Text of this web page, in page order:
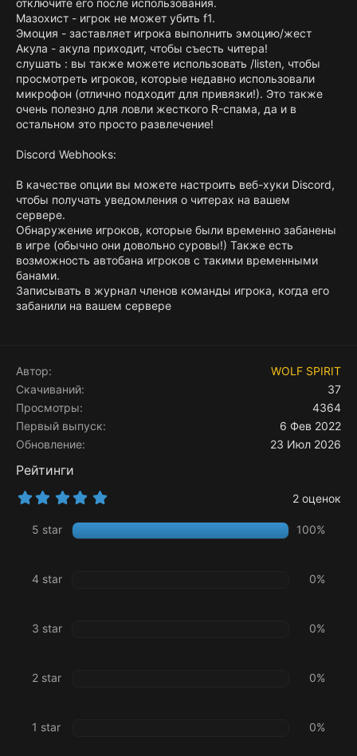
отключите его после использования.
Мазохист - игрок не может убить f1.
Эмоция - заставляет игрока выполнить эмоцию/жест
Акула - акула приходит, чтобы съесть читера!
слушать : вы также можете использовать /listen, чтобы
просмотреть игроков, которые недавно использовали
микрофон (отлично подходит для привязки!). Это также
очень полезно для ловли жесткого R-спама, да и в
остальном это просто развлечение!
Discord Webhooks:
В качестве опции вы можете настроить веб-хуки Discord,
чтобы получать уведомления о читерах на вашем
сервере.
Обнаружение игроков, которые были временно забанены
в игре (обычно они довольно суровы!) Также есть
возможность автобана игроков с такими временными
банами.
Записывать в журнал членов команды игрока, когда его
забанили на вашем сервере
Автор
WOLF SPIRIT
Скачиваний
37
Просмотры
4364
Первый выпуск
6 Фев 2022
Обновление
23 Июл 2026
Рейтинги
5
0
2 оценок
5 star 100%
4 star 0%
3 star 0%
2 star 0%
1 star 0%